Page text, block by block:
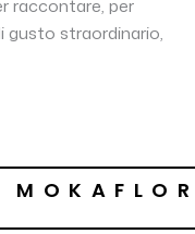
raccontare, per
gusto straordinario,